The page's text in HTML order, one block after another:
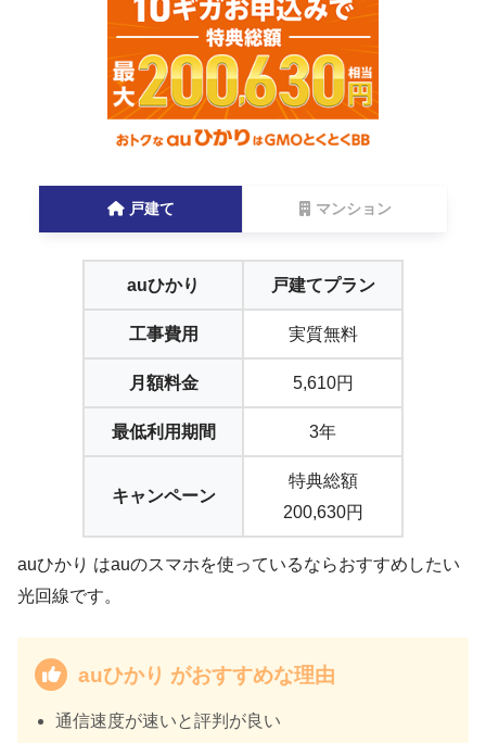
戸建て マンション
auひかり 戸建てプラン
工事費用 実質無料
月額料金 5,610円
最低利用期間 3年
キャンペーン
特典総額
200,630円
auひかり はauのスマホを使っているならおすすめしたい
光回線です。
auひかり がおすすめな理由
通信速度が速いと評判が良い